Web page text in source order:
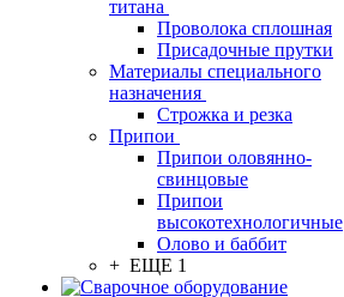
титана
Проволока сплошная
Присадочные прутки
Материалы специального
назначения
Строжка и резка
Припои
Припои оловянно-
свинцовые
Припои
высокотехнологичные
Олово и баббит
+ ЕЩЕ 1